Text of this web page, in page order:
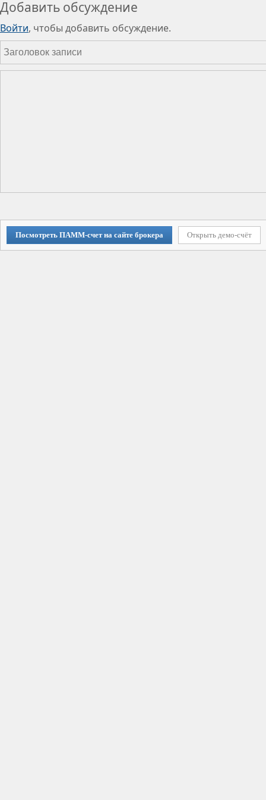
Добавить обсуждение
Войти, чтобы добавить обсуждение.
Посмотреть ПАММ-счет на сайте брокера Открыть демо-счёт